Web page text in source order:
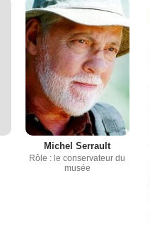
Michel Serrault
Rôle : le conservateur du
musée